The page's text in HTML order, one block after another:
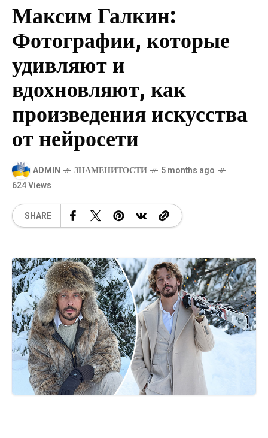
Максим Галкин:
Фотографии, которые
удивляют и
вдохновляют, как
произведения искусства
от нейросети
ADMIN ЗНАМЕНИТОСТИ
5 months ago
624 Views
SHARE